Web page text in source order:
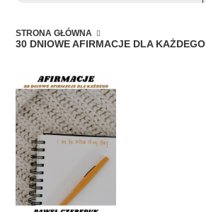
STRONA GŁÓWNA
30 DNIOWE AFIRMACJE DLA KAŻDEGO